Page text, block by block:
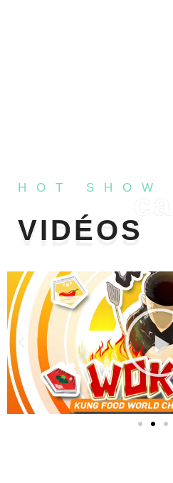
HOT SHOW
VIDÉOS